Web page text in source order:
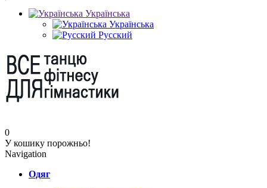
Українська
Українська
Русский
0
У кошику порожньо!
Navigation
Одяг